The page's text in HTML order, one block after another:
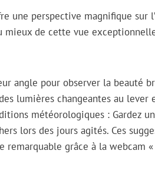
une perspective magnifique sur
mieux de cette vue
angle pour observer la beauté
lumières changeantes au
météorologiques : Gardez
lors des jours agités. Ces
grâce à la webcam «